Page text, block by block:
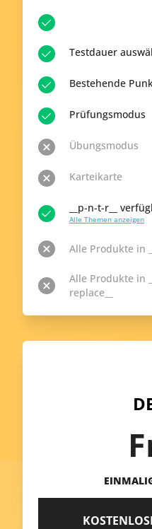
Testdauer
Bestehende
Prüfungsmodus
Übungsmodus
Karteikarte
__p-n-t-r__
Alle Themen anzeigen
Alle Produkte in
Alle Produkte in
replace__